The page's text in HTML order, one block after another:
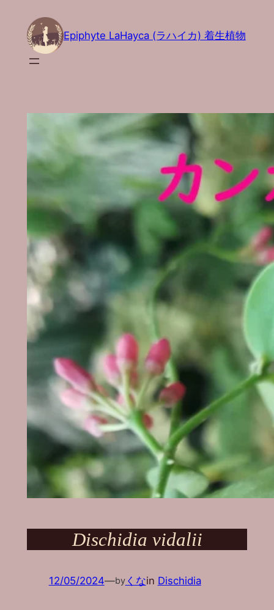
Epiphyte LaHayca (ラハイカ) 着生植物
Dischidia vidalii
12/05/2024—byくなin Dischidia